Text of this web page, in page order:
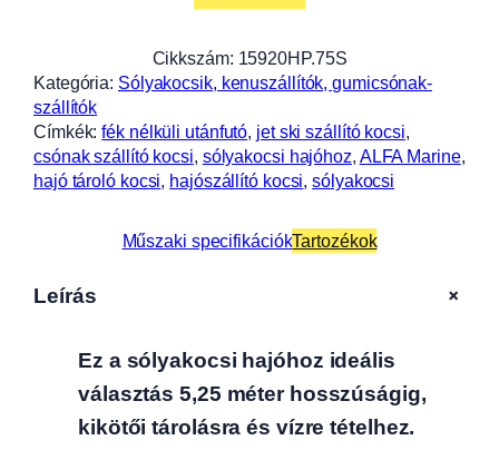
Cikkszám: 15920HP.75S
Kategória: Sólyakocsik, kenuszállítók, gumicsónak-
szállítók
Címkék:fék nélküli utánfutó jet ski szállító kocsi
csónak szállító kocsi sólyakocsi hajóhoz ALFA Marine
hajó tároló kocsi hajószállító kocsi , sólyakocsi
Műszaki specifikációkTartozékok
Leírás +
Ez a sólyakocsi hajóhoz ideális
választás 5,25 méter hosszúságig,
kikötői tárolásra és vízre tételhez.